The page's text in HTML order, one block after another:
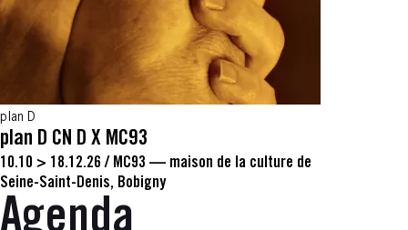
plan D
plan D CN D X MC93
10.10 > 18.12.26 / MC93 — maison de la culture de
Seine-Saint-Denis, Bobigny